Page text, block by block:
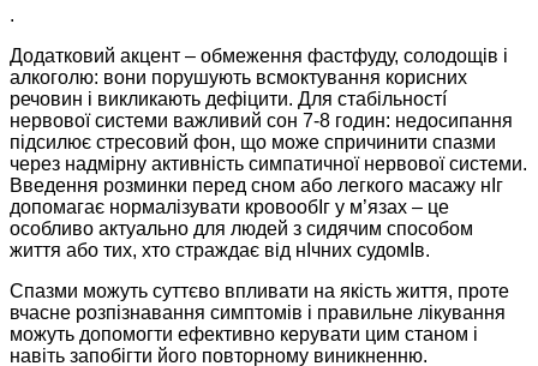
.
Додатковий акцент – обмеження фастфуду, солодощів і
алкоголю: вони порушують всмоктування корисних
речовин і викликають дефіцити. Для стабільностí
нервової системи важливий сон 7-8 годин: недосипання
підсилює стресовий фон, що може спричинити спазми
через надмірну активність симпатичної нервової системи.
Введення розминки перед сном або легкого масажу нІг
допомагає нормалізувати кровообІг у м’язах – це
особливо актуально для людей з сидячим способом
життя або тих, хто страждає від нІчних судомІв.
Спазми можуть суттєво впливати на якість життя, проте
вчасне розпізнавання симптомів і правильне лікування
можуть допомогти ефективно керувати цим станом і
навіть запобігти його повторному виникненню.